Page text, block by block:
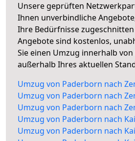
Unsere geprüften
Ihnen unverbindliche
Ihre Bedürfnisse
Angebote sind kostenlos,
Sie einen Umzug innerhalb
außerhalb Ihres aktuellen
Umzug von Paderborn nach
Umzug von Paderborn nach
Umzug von Paderborn nach
Umzug von Paderborn nach
Umzug von Paderborn nach